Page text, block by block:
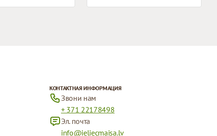
КОНТАКТНАЯ ИНФОРМАЦИЯ
Звони нам
+ 371 22178498
Эл. почта
info@ieliecmaisa.lv